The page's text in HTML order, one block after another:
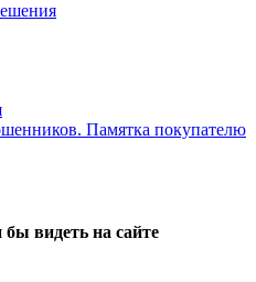
Памятка покупателю
видеть на сайте